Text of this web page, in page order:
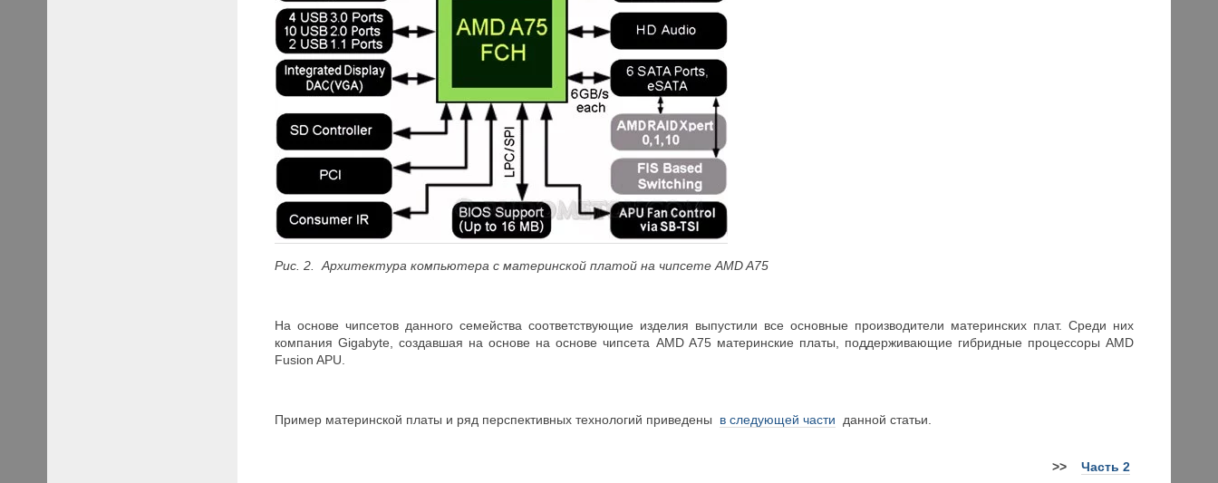
Рис. 2. Архитектура компьютера с материнской платой на чипсетеAMDA75
На основе чипсетов данного семейства соответствующие изделия выпустили все основные производители материнских плат. Среди них
компания Gigabyte, создавшая на основе на основе чипсета AMD A75 материнские платы, поддерживающие гибридные процессоры AMD
Fusion APU.
Пример материнской платы и ряд перспективных технологий приведены в следующей части данной статьи.
>> Часть 2